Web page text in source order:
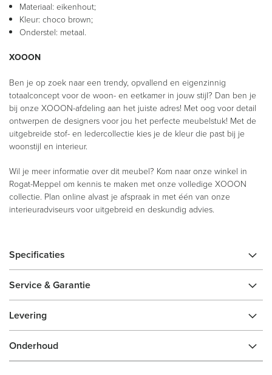
Materiaal: eikenhout;
Kleur: choco brown;
Onderstel: metaal.
XOOON
Ben je op zoek naar een trendy, opvallend en eigenzinnig
totaalconcept voor de woon- en eetkamer in jouw stijl? Dan ben je
bij onze XOOON-afdeling aan het juiste adres! Met oog voor detail
ontwerpen de designers voor jou het perfecte meubelstuk! Met de
uitgebreide stof- en ledercollectie kies je de kleur die past bij je
woonstijl en interieur.
Wil je meer informatie over dit meubel? Kom naar onze winkel in
Rogat-Meppel om kennis te maken met onze volledige XOOON
collectie. Plan online alvast je afspraak in met één van onze
interieuradviseurs voor uitgebreid en deskundig advies.
Specificaties
Service & Garantie
Levering
Onderhoud